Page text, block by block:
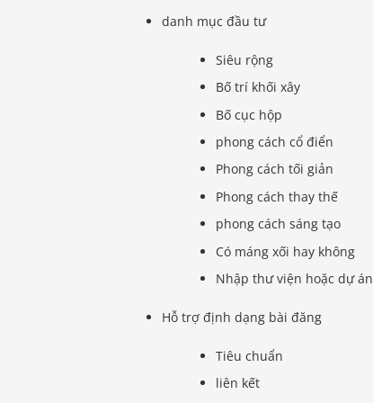
danh mục đầu tư
Siêu rộng
Bố trí khối xây
Bố cục hộp
phong cách cổ điển
Phong cách tối giản
Phong cách thay thế
phong cách sáng tạo
Có máng xối hay không
Nhập thư viện hoặc dự án
Hỗ trợ định dạng bài đăng
Tiêu chuẩn
liên kết